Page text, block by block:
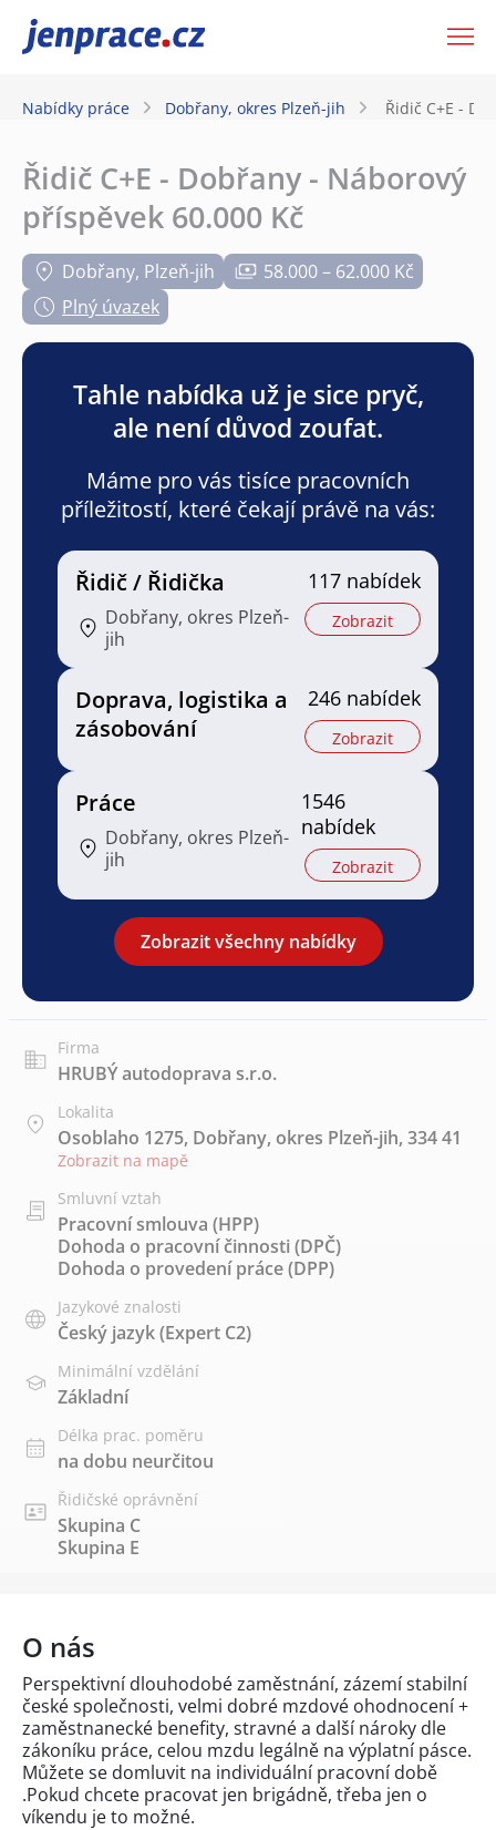
JenPráce.cz
Nabídky práce Dobřany, okres Plzeň-jih Řidič C+E -
Řidič C+E - Dobřany - Náborový
příspěvek 60.000 Kč
Dobřany, Plzeň-jih
58.000 – 62.000 Kč
Plný úvazek
Tahle nabídka už je sice pryč,
ale není důvod zoufat.
Máme pro vás tisíce pracovních
příležitostí, které čekají právě na vás:
Řidič / Řidička
Dobřany, okres Plzeň-
jih
117 nabídek
Zobrazit
Doprava, logistika a
zásobování
246 nabídek
Zobrazit
Práce
Dobřany, okres Plzeň-
jih
1546
nabídek
Zobrazit
Zobrazit všechny nabídky
Firma
HRUBÝ autodoprava s.r.o.
Lokalita
Osoblaho 1275, Dobřany, okres Plzeň-jih, 334 41
Zobrazit na mapě
Smluvní vztah
Pracovní smlouva (HPP)
Dohoda o pracovní činnosti (DPČ)
Dohoda o provedení práce (DPP)
Jazykové znalosti
Český jazyk(Expert C2)
Minimální vzdělání
Základní
Délka prac. poměru
na dobu neurčitou
Řidičské oprávnění
Skupina C
Skupina E
O nás
Perspektivní dlouhodobé zaměstnání, zázemí stabilní
české společnosti, velmi dobré mzdové ohodnocení +
zaměstnanecké benefity, stravné a další nároky dle
zákoníku práce, celou mzdu legálně na výplatní pásce.
Můžete se domluvit na individuální pracovní době
.Pokud chcete pracovat jen brigádně, třeba jen o
víkendu je to možné.